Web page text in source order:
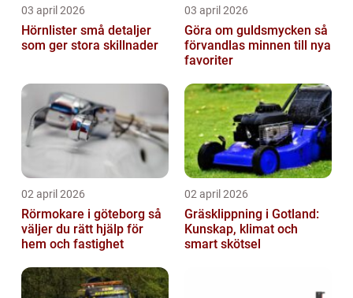
03 april 2026
Hörnlister små detaljer
som ger stora skillnader
03 april 2026
Göra om guldsmycken så
förvandlas minnen till nya
favoriter
02 april 2026
Rörmokare i göteborg så
väljer du rätt hjälp för
hem och fastighet
02 april 2026
Gräsklippning i Gotland:
Kunskap, klimat och
smart skötsel